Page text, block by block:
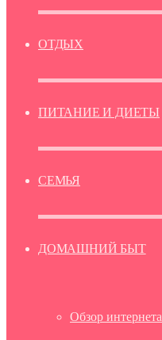
ОТДЫХ
ПИТАНИЕ И ДИЕТЫ
СЕМЬЯ
ДОМАШНИЙ БЫТ
Обзор интернета